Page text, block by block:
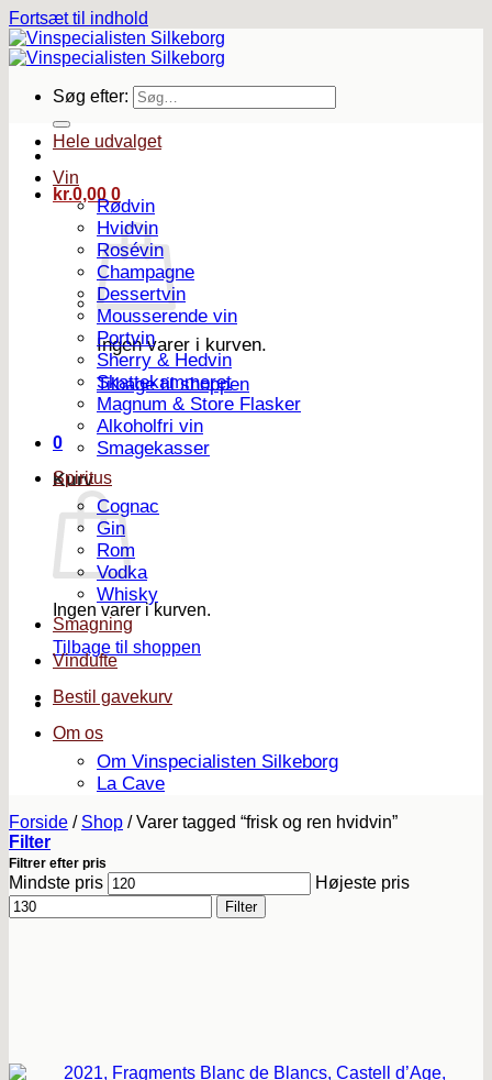
Fortsæt til indhold
Søg efter:
kr.0,00 0
Ingen varer i kurven.
Tilbage til shoppen
0
Kurv
Ingen varer i kurven.
Tilbage til shoppen
Hele udvalget
Vin
Rødvin
Hvidvin
Rosévin
Champagne
Dessertvin
Mousserende vin
Portvin
Sherry & Hedvin
Skattekammeret
Magnum & Store Flasker
Alkoholfri vin
Smagekasser
Spiritus
Cognac
Gin
Rom
Vodka
Whisky
Smagning
Vindufte
Bestil gavekurv
Om os
Om Vinspecialisten Silkeborg
La Cave
Forside / Shop /Varer tagged “frisk og ren hvidvin”
Filter
Filtrer efter pris
Mindste pris Højeste pris
Filter